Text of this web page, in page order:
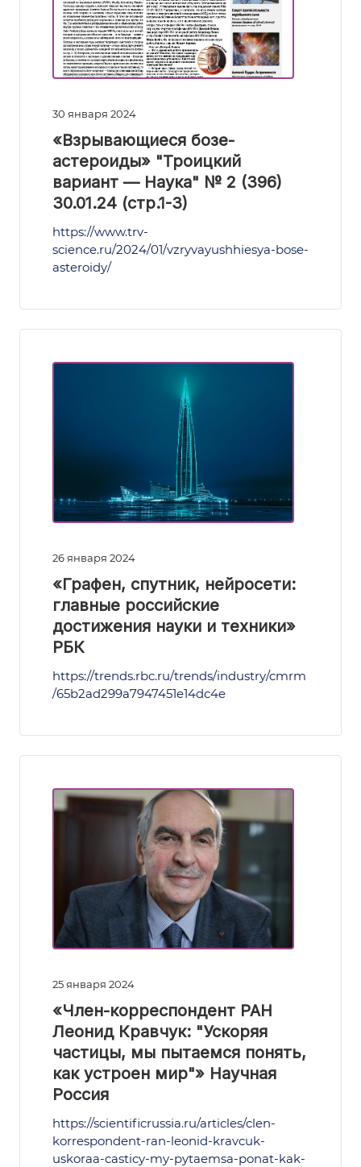
30 января 2024
«Взрывающиеся бозе-
астероиды» "Троицкий
вариант — Наука" № 2 (396)
30.01.24 (стр.1-3)
https://www.trv-
science.ru/2024/01/vzryvayushhiesya-bose-
asteroidy/
26 января 2024
«Графен, спутник, нейросети:
главные российские
достижения науки и техники»
РБК
https://trends.rbc.ru/trends/industry/cmrm
/65b2ad299a7947451e14dc4e
25 января 2024
«Член-корреспондент РАН
Леонид Кравчук: "Ускоряя
частицы, мы пытаемся понять,
как устроен мир"» Научная
Россия
https://scientificrussia.ru/articles/clen-
korrespondent-ran-leonid-kravcuk-
uskoraa-casticy-my-pytaemsa-ponat-kak-